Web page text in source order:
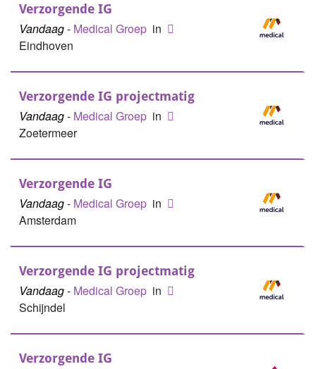
Verzorgende IG
Vandaag- Medical Groep in
Eindhoven
Verzorgende IG projectmatig
Vandaag- Medical Groep in
Zoetermeer
Verzorgende IG
Vandaag- Medical Groep in
Amsterdam
Verzorgende IG projectmatig
Vandaag- Medical Groep in
Schijndel
Verzorgende IG